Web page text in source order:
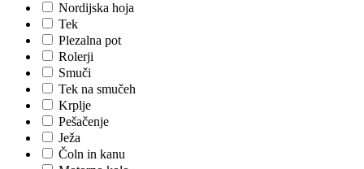
Nordijska hoja
Tek
Plezalna pot
Rolerji
Smuči
Tek na smučeh
Krplje
Pešačenje
Ježa
Čoln in kanu